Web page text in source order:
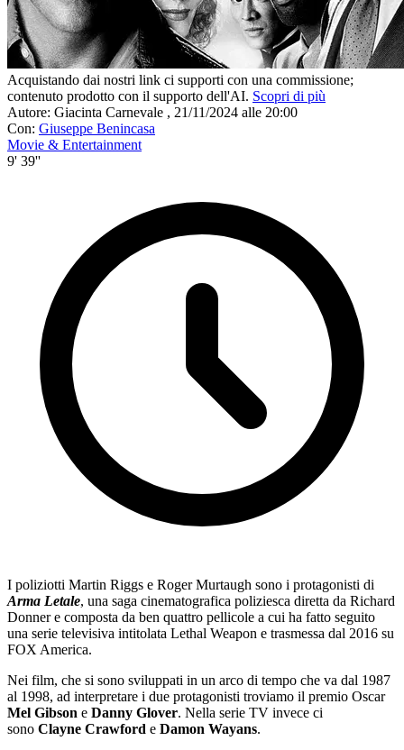
Acquistando dai nostri link ci supporti con una commissione;
contenuto prodotto con il supporto dell'AI. Scopri di più
Autore: Giacinta Carnevale , 21/11/2024 alle 20:00
Con: Giuseppe Benincasa
Movie & Entertainment
9' 39''
I poliziotti Martin Riggs e Roger Murtaugh sono i protagonisti di
Arma Letale, una saga cinematografica poliziesca diretta da Richard
Donner e composta da ben quattro pellicole a cui ha fatto seguito
una serie televisiva intitolata Lethal Weapon e trasmessa dal 2016 su
FOX America.
Nei film, che si sono sviluppati in un arco di tempo che va dal 1987
al 1998, ad interpretare i due protagonisti troviamo il premio Oscar
Mel Gibson e Danny Glover. Nella serie TV invece ci
sono Clayne Crawford e Damon Wayans.